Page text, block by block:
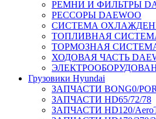
РЕМНИ И ФИЛЬТРЫ
РЕССОРЫ DAEWOO
СИСТЕМА
ТОПЛИВНАЯ СИСТЕМА
ТОРМОЗНАЯ СИСТЕМА
ХОДОВАЯ ЧАСТЬ
Грузовики Hyundai
ЗАПЧАСТИ BONG0/
ЗАПЧАСТИ HD65/72/78
ЗАПЧАСТИ HD120/